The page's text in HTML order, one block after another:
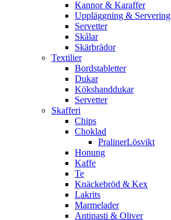
Kannor & Karaffer
Uppläggning & Servering
Servetter
Skålar
Skärbrädor
Textilier
Bordstabletter
Dukar
Kökshanddukar
Servetter
Skafferi
Chips
Choklad
PralinerLösvikt
Honung
Kaffe
Te
Knäckebröd & Kex
Lakrits
Marmelader
Antipasti & Oliver